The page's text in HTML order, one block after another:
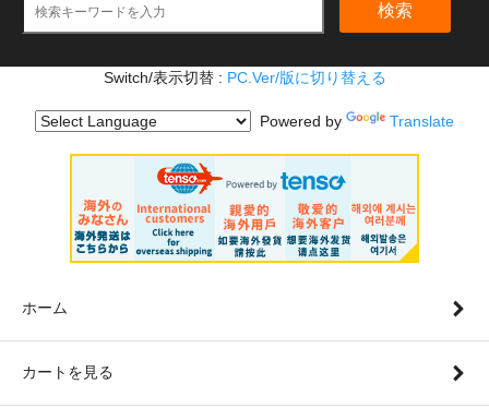
検索
Switch/表示切替 : PC.Ver/版に切り替える
Powered by Translate
ホーム
カートを見る